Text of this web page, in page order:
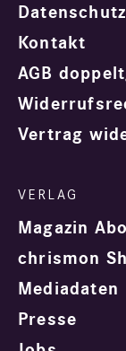
Datenschutz
Kontakt
AGB
Vertrag
Magazin Abo
chrismon
Mediadaten
Presse